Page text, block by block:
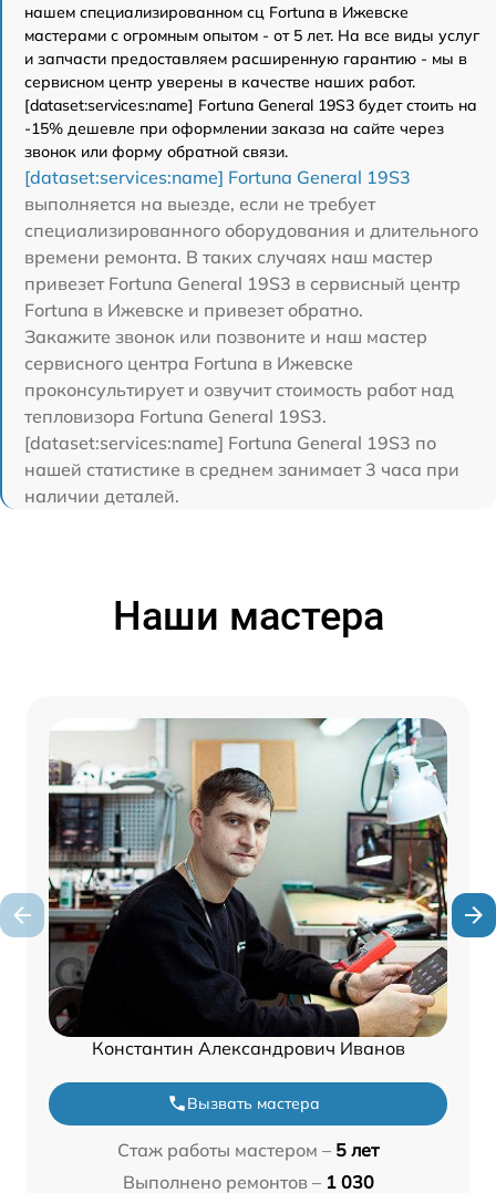
нашем специализированном сц Fortuna в Ижевске
мастерами с огромным опытом - от 5 лет. На все виды услуг
и запчасти предоставляем расширенную гарантию - мы в
сервисном центр уверены в качестве наших работ.
[dataset:services:name] Fortuna General 19S3 будет стоить на
-15% дешевле при оформлении заказа на сайте через
звонок или форму обратной связи.
[dataset:services:name] Fortuna General 19S3
выполняется на выезде, если не требует
специализированного оборудования и длительного
времени ремонта. В таких случаях наш мастер
привезет Fortuna General 19S3 в сервисный центр
Fortuna в Ижевске и привезет обратно.
Закажите звонок или позвоните и наш мастер
сервисного центра Fortuna в Ижевске
проконсультирует и озвучит стоимость работ над
тепловизора Fortuna General 19S3.
[dataset:services:name] Fortuna General 19S3 по
нашей статистике в среднем занимает 3 часа при
наличии деталей.
Наши мастера
Константин Александрович Иванов
Вызвать мастера
Стаж работы мастером – 5 лет
Выполнено ремонтов – 1 030